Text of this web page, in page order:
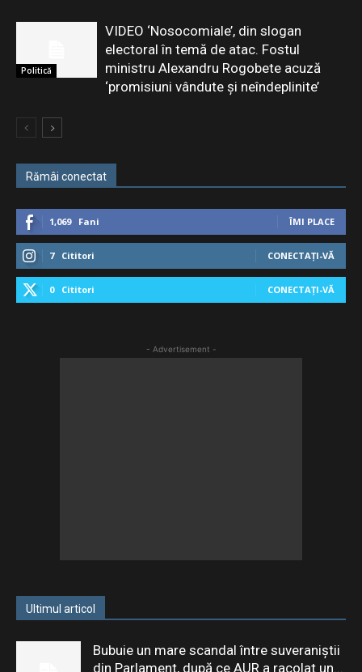
Politică
VIDEO ‘Nosocomiale’, din slogan
electoral în temă de atac. Fostul
ministru Alexandru Rogobete acuză
‘promisiuni vândute și neîndeplinite’
Rămâi conectat
1,069 Fani ÎMI PLACE
7 Cititori CONECTAȚI-VĂ
0 Cititori CONECTAȚI-VĂ
- Advertisement -
Ultimul articol
Bubuie un mare scandal între suveraniștii
din Parlament, după ce AUR a racolat un...